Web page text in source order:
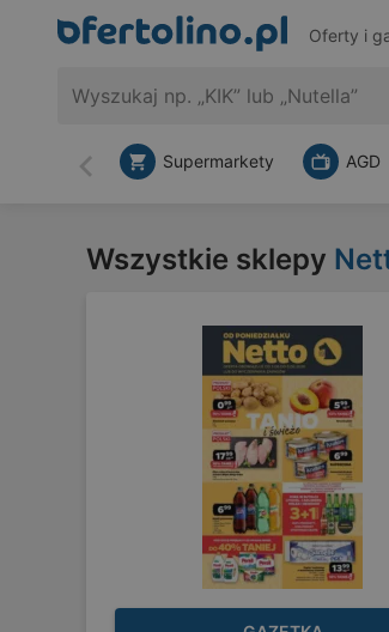
Oferty i
Wstecz
Supermarkety AGD
Wszystkie sklepy